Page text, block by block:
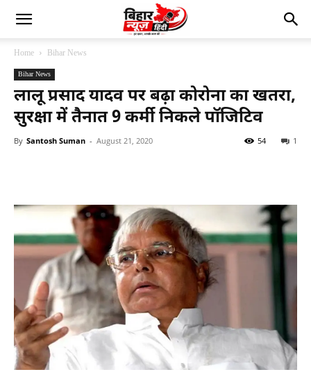
Home Bihar News
Bihar News
लालू प्रसाद यादव पर बढ़ा कोरोना का खतरा,
सुरक्षा में तैनात 9 कर्मी निकले पॉजिटिव
By Santosh Suman - August 21, 2020 1
54